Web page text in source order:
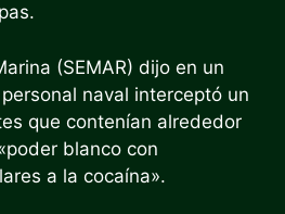
(SEMAR) dijo en un
naval interceptó un
que contenían alrededor
blanco con
a la cocaína».